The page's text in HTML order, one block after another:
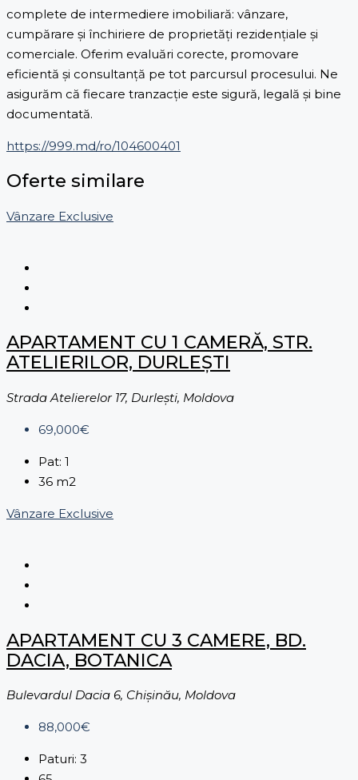
complete de intermediere imobiliară: vânzare,
cumpărare și închiriere de proprietăți rezidențiale și
comerciale. Oferim evaluări corecte, promovare
eficientă și consultanță pe tot parcursul procesului. Ne
asigurăm că fiecare tranzacție este sigură, legală și bine
documentată.
https://999.md/ro/104600401
Oferte similare
Vânzare Exclusive
APARTAMENT CU 1 CAMERĂ, STR.
ATELIERILOR, DURLEȘTI
Strada Atelierelor 17, Durleşti, Moldova
69,000€
Pat: 1
36 m2
Vânzare Exclusive
APARTAMENT CU 3 CAMERE, BD.
DACIA, BOTANICA
Bulevardul Dacia 6, Chișinău, Moldova
88,000€
Paturi: 3